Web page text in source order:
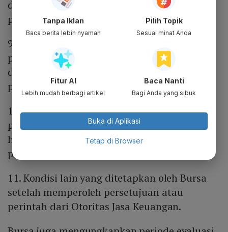
dimohonkan PKPU, pailit, atau pembatalan
perdamaian
9. Anak perusahaan yang kontribusi
pendapatannya material, dalam kondisi
dimohonkan PKPU, pailit, atau pembatalan
perdamaian
10. Dikenakan penghentian sementara
perdagangan Efek selama lebih dari 1 (satu)
hari bursa yang disebabkan oleh aktivitas
perdagangan
11. Kondisi lain yang ditetapkan oleh Bursa
setelah memperoleh persetujuan atau
perintah dari Otoritas Jasa Keuangan.
Tanpa Iklan
Baca berita lebih nyaman
Pilih Topik
Sesuai minat Anda
Fitur AI
Lebih mudah berbagi artikel
Baca Nanti
Bagi Anda yang sibuk
Buka di Aplikasi
Tetap di Browser